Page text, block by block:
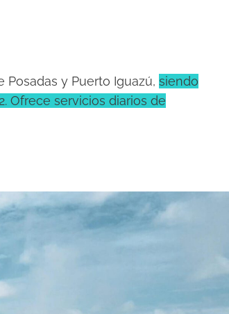
y Puerto Iguazú, siendo
Ofrece servicios diarios de